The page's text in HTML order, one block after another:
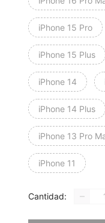
iPhone 15 Pro
iPhone 15 Plus
iPhone 14
iPhone 14 Plus
iPhone 13 Pro
iPhone 11
Cantidad: